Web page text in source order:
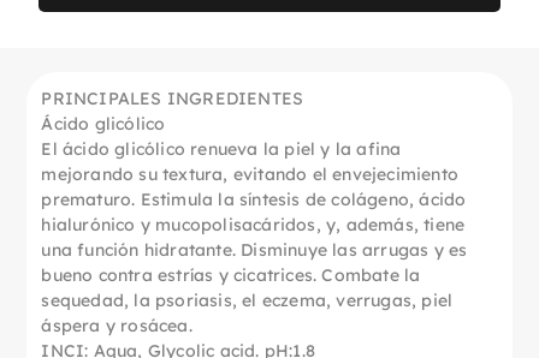
PRINCIPALES INGREDIENTES
Ácido glicólico
El ácido glicólico renueva la piel y la afina
mejorando su textura, evitando el envejecimiento
prematuro. Estimula la síntesis de colágeno, ácido
hialurónico y mucopolisacáridos, y, además, tiene
una función hidratante. Disminuye las arrugas y es
bueno contra estrías y cicatrices. Combate la
sequedad, la psoriasis, el eczema, verrugas, piel
áspera y rosácea.
INCI: Aqua, Glycolic acid. pH:1.8